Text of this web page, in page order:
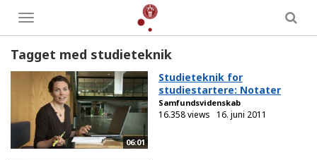
Toggle
menu
Tagget med studieteknik
06:01
Studieteknik for
studiestartere: Notater
Samfundsvidenskab
16.358 views 16. juni 2011